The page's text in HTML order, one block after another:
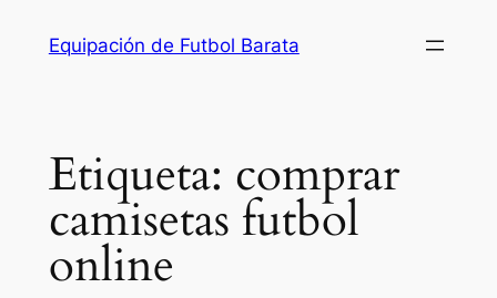
Equipación de Futbol Barata
Etiqueta: comprar
camisetas futbol
online